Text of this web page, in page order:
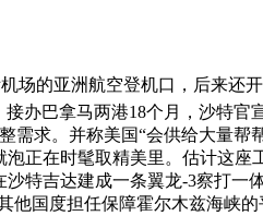
的亚洲航空登机口，后来还
办巴拿马两港18个月，沙特
需求。并称美国“会供给大量
正在时髦取精美里。估计这
特吉达建成一条翼龙-3察打
他国度担任保障霍尔木兹海峡